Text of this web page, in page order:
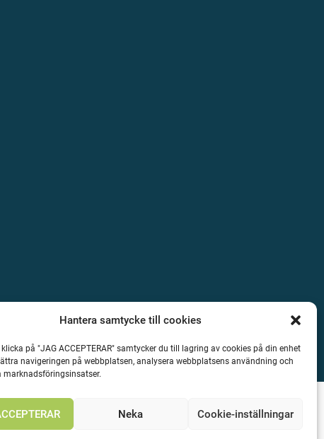
Hantera samtycke till cookies
på "JAG ACCEPTERAR" samtycker du till lagring av cookies på din enhet
navigeringen på webbplatsen, analysera webbplatsens användning och
marknadsföringsinsatser.
Neka Cookie-inställningar